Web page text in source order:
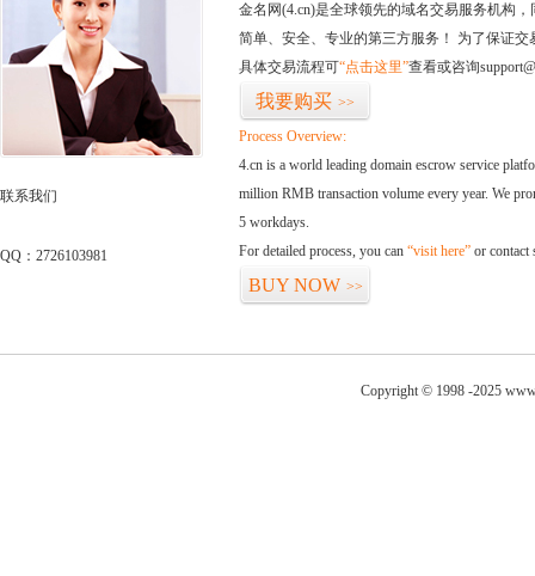
联系我们
QQ：2726103981
金名网(4.cn)是全球领先的域名交易服务机构
简单、安全、专业的第三方服务！ 为了保证
具体交易流程可“点击这里”查看或咨询
我要购买 >>
Process Overview:
4.cn is a world leading domain escrow service
million RMB transaction volume every year. We
5 workdays.
For detailed process, you can “visit here” or contact
BUY NOW >>
Copyright © 1998 -2025